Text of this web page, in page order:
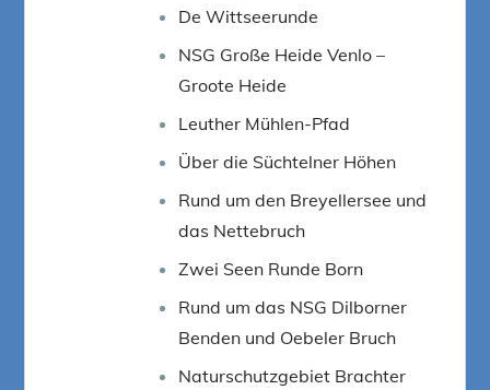
De Wittseerunde
NSG Große Heide Venlo –
Groote Heide
Leuther Mühlen-Pfad
Über die Süchtelner Höhen
Rund um den Breyellersee und
das Nettebruch
Zwei Seen Runde Born
Rund um das NSG Dilborner
Benden und Oebeler Bruch
Naturschutzgebiet Brachter